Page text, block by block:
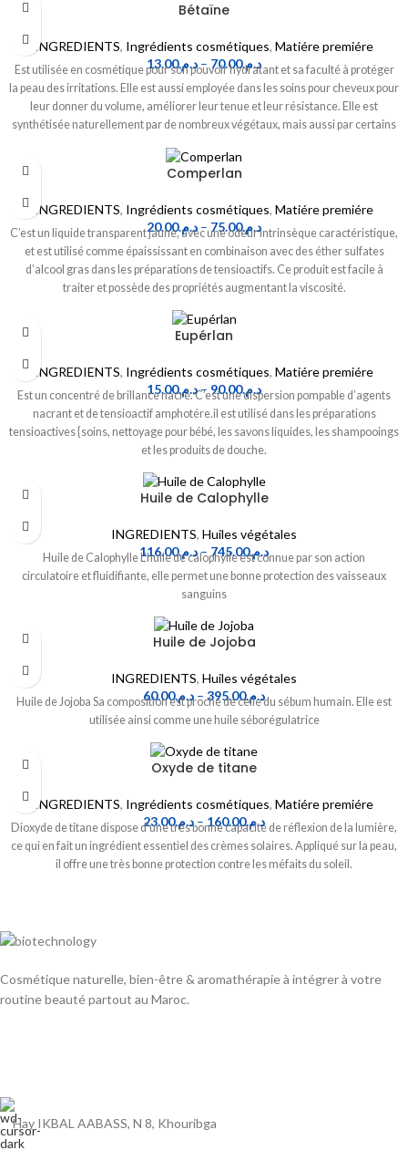
Bétaïne
INGREDIENTS, Ingrédients cosmétiques, Matiére premiére
د.م.13.00 – د.م.70.00
Est utilisée en cosmétique pour son pouvoir hydratant et sa faculté à protéger
la peau des irritations. Elle est aussi employée dans les soins pour cheveux pour
leur donner du volume, améliorer leur tenue et leur résistance. Elle est
synthétisée naturellement par de nombreux végétaux, mais aussi par certains
Comperlan
INGREDIENTS, Ingrédients cosmétiques, Matiére premiére
د.م.20.00 – د.م.75.00
C’est un liquide transparent jaune, avec une odeur intrinsèque caractéristique,
et est utilisé comme épaississant en combinaison avec des éther sulfates
d’alcool gras dans les préparations de tensioactifs. Ce produit est facile à
traiter et possède des propriétés augmentant la viscosité.
Eupérlan
INGREDIENTS, Ingrédients cosmétiques, Matiére premiére
د.م.15.00 – د.م.90.00
Est un concentré de brillance nacré. C’est une dispersion pompable d’agents
nacrant et de tensioactif amphotére.il est utilisé dans les préparations
tensioactives {soins, nettoyage pour bébé, les savons liquides, les shampooings
et les produits de douche.
Huile de Calophylle
INGREDIENTS, Huiles végétales
د.م.116.00 – د.م.745.00
Huile de Calophylle L’huile de calophylle est connue par son action
circulatoire et fluidifiante, elle permet une bonne protection des vaisseaux
sanguins
Huile de Jojoba
INGREDIENTS, Huiles végétales
د.م.60.00 – د.م.395.00
Huile de Jojoba Sa composition est proche de celle du sébum humain. Elle est
utilisée ainsi comme une huile séborégulatrice
Oxyde de titane
INGREDIENTS, Ingrédients cosmétiques, Matiére premiére
د.م.23.00 – د.م.160.00
Dioxyde de titane dispose d'une très bonne capacité de réflexion de la lumière,
ce qui en fait un ingrédient essentiel des crèmes solaires. Appliqué sur la peau,
il offre une très bonne protection contre les méfaits du soleil.
Cosmétique naturelle, bien-être & aromathérapie à intégrer à votre
routine beauté partout au Maroc.
Hay IKBAL AABASS, N 8, Khouribga